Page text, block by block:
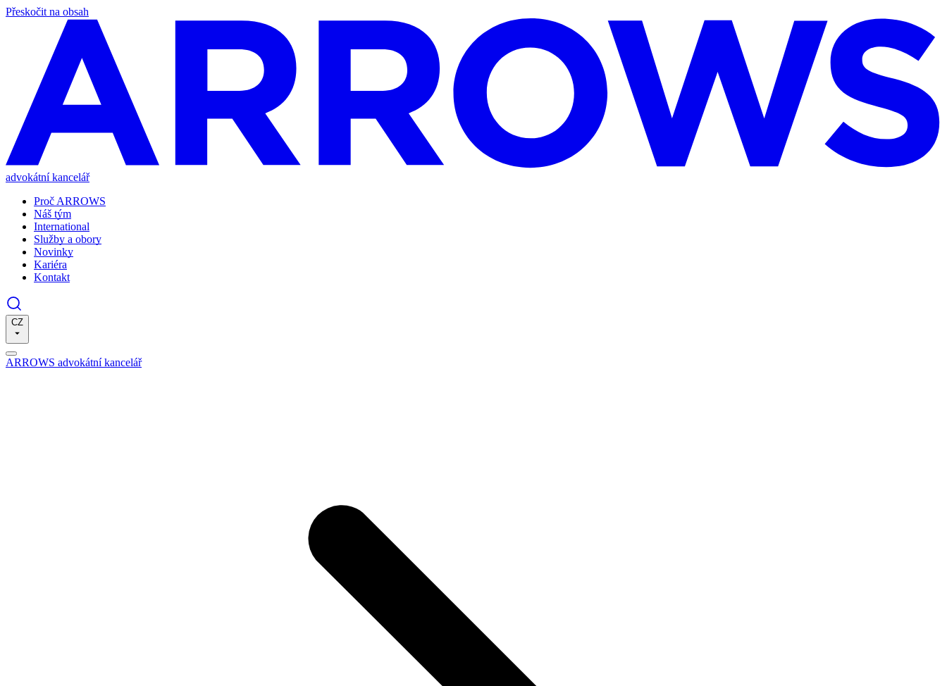
Přeskočit na obsah
advokátní kancelář
Proč ARROWS
Náš tým
International
Služby a obory
Novinky
Kariéra
Kontakt
CZ
ARROWS advokátní kancelář